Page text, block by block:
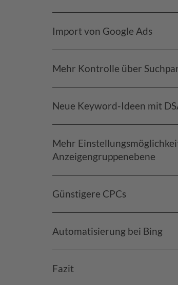
Import von Google Ads
Mehr Kontrolle über
Neue Keyword-Ideen mit
Mehr
Anzeigengruppenebene
Günstigere CPCs
Automatisierung bei Bing
Fazit